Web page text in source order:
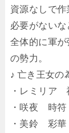
資源なしで
必要がないな
全体的に軍
の勢力。
♪ 亡き王女の
・レミリア
・咲夜 時符
・美鈴 彩華